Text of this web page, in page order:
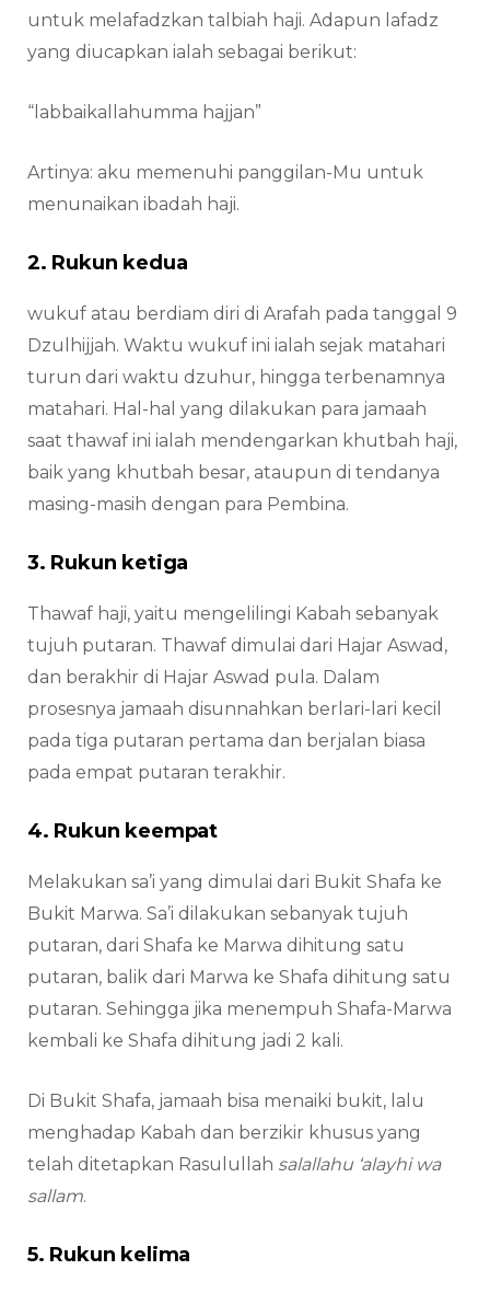
untuk melafadzkan talbiah haji. Adapun lafadz
yang diucapkan ialah sebagai berikut:
“labbaikallahumma hajjan”
Artinya: aku memenuhi panggilan-Mu untuk
menunaikan ibadah haji.
2. Rukun kedua
wukuf atau berdiam diri di Arafah pada tanggal 9
Dzulhijjah. Waktu wukuf ini ialah sejak matahari
turun dari waktu dzuhur, hingga terbenamnya
matahari. Hal-hal yang dilakukan para jamaah
saat thawaf ini ialah mendengarkan khutbah haji,
baik yang khutbah besar, ataupun di tendanya
masing-masih dengan para Pembina.
3. Rukun ketiga
Thawaf haji, yaitu mengelilingi Kabah sebanyak
tujuh putaran. Thawaf dimulai dari Hajar Aswad,
dan berakhir di Hajar Aswad pula. Dalam
prosesnya jamaah disunnahkan berlari-lari kecil
pada tiga putaran pertama dan berjalan biasa
pada empat putaran terakhir.
4. Rukun keempat
Melakukan sa’i yang dimulai dari Bukit Shafa ke
Bukit Marwa. Sa’i dilakukan sebanyak tujuh
putaran, dari Shafa ke Marwa dihitung satu
putaran, balik dari Marwa ke Shafa dihitung satu
putaran. Sehingga jika menempuh Shafa-Marwa
kembali ke Shafa dihitung jadi 2 kali.
Di Bukit Shafa, jamaah bisa menaiki bukit, lalu
menghadap Kabah dan berzikir khusus yang
telah ditetapkan Rasulullah salallahu ‘alayhi wa
sallam.
5. Rukun kelima